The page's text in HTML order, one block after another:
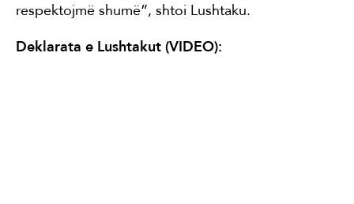
respektojmë shumë”, shtoi Lushtaku.
Deklarata e Lushtakut (VIDEO):